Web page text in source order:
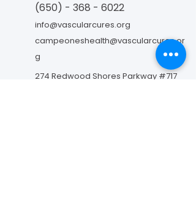
(650) - 368 - 6022
info@vascularcures.org
campeoneshealth@vascularcures.or
g
274 Redwood Shores Parkway #717